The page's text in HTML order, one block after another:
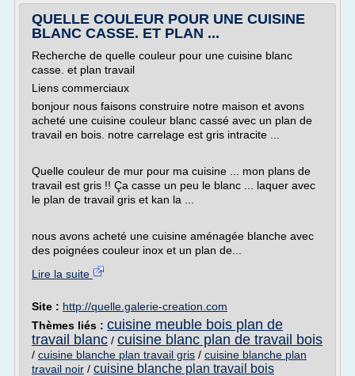
QUELLE COULEUR POUR UNE CUISINE
BLANC CASSE. ET PLAN ...
Recherche de quelle couleur pour une cuisine blanc
casse. et plan travail
Liens commerciaux
bonjour nous faisons construire notre maison et avons
acheté une cuisine couleur blanc cassé avec un plan de
travail en bois. notre carrelage est gris intracite ...
Quelle couleur de mur pour ma cuisine ... mon plans de
travail est gris !! Ça casse un peu le blanc ... laquer avec
le plan de travail gris et kan la ...
nous avons acheté une cuisine aménagée blanche avec
des poignées couleur inox et un plan de...
Lire la suite
Site : http://quelle.galerie-creation.com
Thèmes liés : cuisine meuble bois plan de
travail blanc / cuisine blanc plan de travail bois
/ cuisine blanche plan travail gris / cuisine blanche plan
travail noir / cuisine blanche plan travail bois